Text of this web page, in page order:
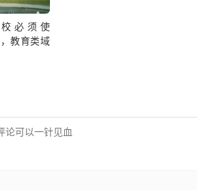
必须使
教育类域